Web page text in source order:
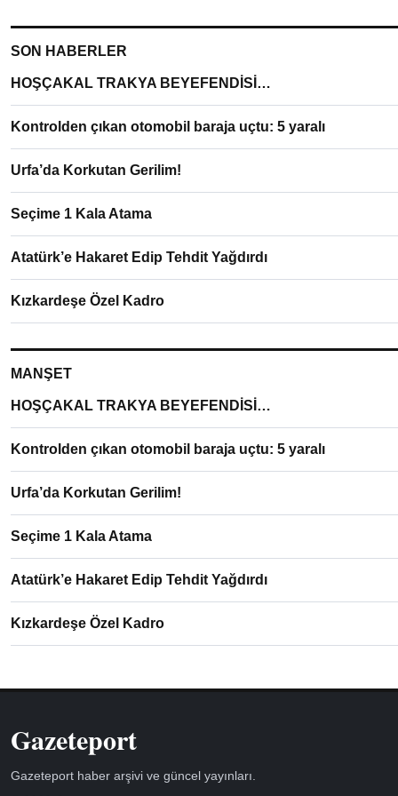
SON HABERLER
HOŞÇAKAL TRAKYA BEYEFENDİSİ…
Kontrolden çıkan otomobil baraja uçtu: 5 yaralı
Urfa’da Korkutan Gerilim!
Seçime 1 Kala Atama
Atatürk’e Hakaret Edip Tehdit Yağdırdı
Kızkardeşe Özel Kadro
MANŞET
HOŞÇAKAL TRAKYA BEYEFENDİSİ…
Kontrolden çıkan otomobil baraja uçtu: 5 yaralı
Urfa’da Korkutan Gerilim!
Seçime 1 Kala Atama
Atatürk’e Hakaret Edip Tehdit Yağdırdı
Kızkardeşe Özel Kadro
Gazeteport
Gazeteport haber arşivi ve güncel yayınları.